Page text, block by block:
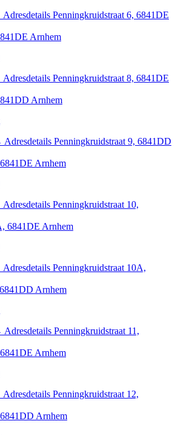
Adresdetails Penningkruidstraat 6, 6841DE
Arnhem
Adresdetails Penningkruidstraat 8, 6841DE
Arnhem
Adresdetails Penningkruidstraat 9, 6841DD
Arnhem
Adresdetails Penningkruidstraat 10,
6841DE Arnhem
Adresdetails Penningkruidstraat 10A,
Arnhem
Adresdetails Penningkruidstraat 11,
Arnhem
Adresdetails Penningkruidstraat 12,
Arnhem